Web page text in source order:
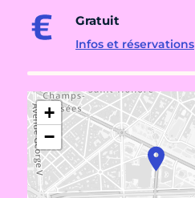
Gratuit
Infos et réservations
+
−